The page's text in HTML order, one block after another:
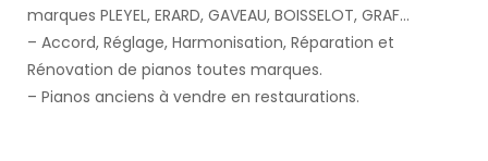
marques PLEYEL, ERARD, GAVEAU, BOISSELOT, GRAF…
– Accord, Réglage, Harmonisation, Réparation et
Rénovation de pianos toutes marques.
– Pianos anciens à vendre en restaurations.